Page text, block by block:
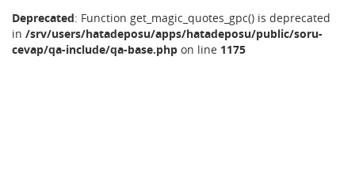
Deprecated: Function get_magic_quotes_gpc() is deprecated
in /srv/users/hatadeposu/apps/hatadeposu/public/soru-
cevap/qa-include/qa-base.php on line 1175